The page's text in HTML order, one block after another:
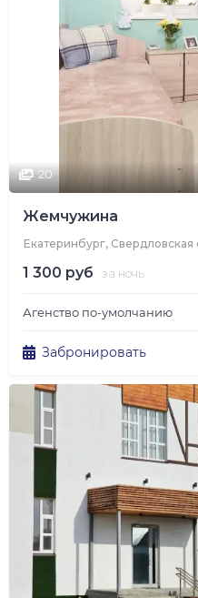
20
Жемчужина
Екатеринбург,
1 300 руб за ночь
Агенство по-умолчанию
Забронировать